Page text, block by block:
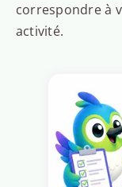
correspondre à
activité.